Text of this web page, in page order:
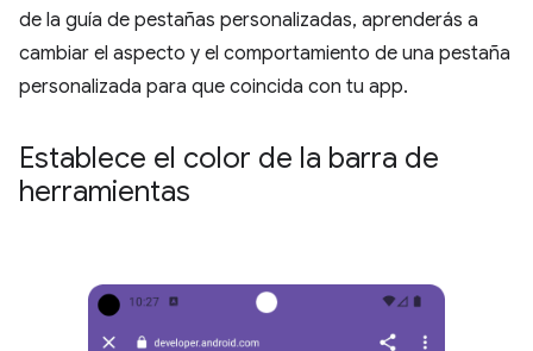
de la guía de pestañas personalizadas, aprenderás a
cambiar el aspecto y el comportamiento de una pestaña
personalizada para que coincida con tu app.
Establece el color de la barra de
herramientas